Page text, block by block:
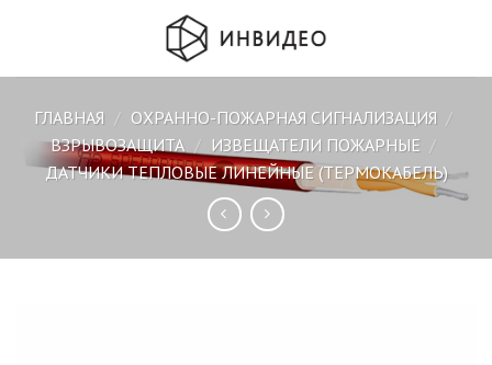
ГЛАВНАЯ / ОХРАННО-ПОЖАРНАЯ СИГНАЛИЗАЦИЯ /
ВЗРЫВОЗАЩИТА / ИЗВЕЩАТЕЛИ ПОЖАРНЫЕ /
ДАТЧИКИ ТЕПЛОВЫЕ ЛИНЕЙНЫЕ (ТЕРМОКАБЕЛЬ)